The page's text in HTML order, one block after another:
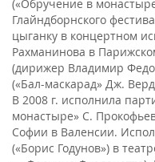
(«Обручение в
Глайндборнского
цыганку в концертном
Рахманинова в
(дирижер Владимир
(«Бал-маскарад» Дж.
В 2008 г. исполнила
монастыре» С.
Софии в Валенсии.
(«Борис Годунов») в